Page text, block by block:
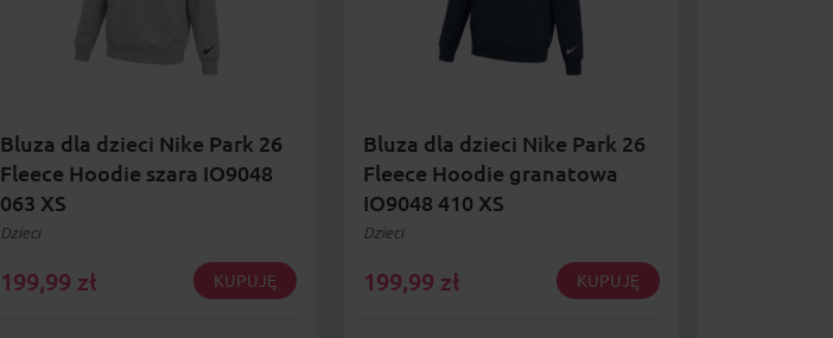
Bluza dla dzieci Nike Park 26
Fleece Hoodie szara IO9048
063 XS
Dzieci
199,99 zł KUPUJĘ
Bluza dla dzieci Nike Park 26
Fleece Hoodie granatowa
IO9048 410 XS
Dzieci
199,99 zł KUPUJĘ